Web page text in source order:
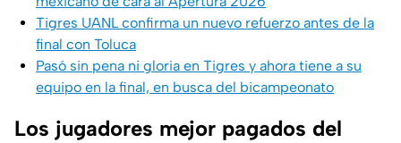
Tigres UANL confirma un nuevo refuerzo antes de la
final con Toluca
Pasó sin pena ni gloria en Tigres y ahora tiene a su
equipo en la final, en busca del bicampeonato
Los jugadores mejor pagados del